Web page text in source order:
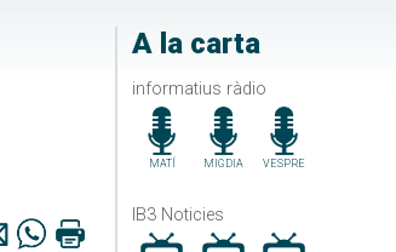
A la carta
informatius ràdio
MATÍ MIGDIA VESPRE
IB3 Noticies